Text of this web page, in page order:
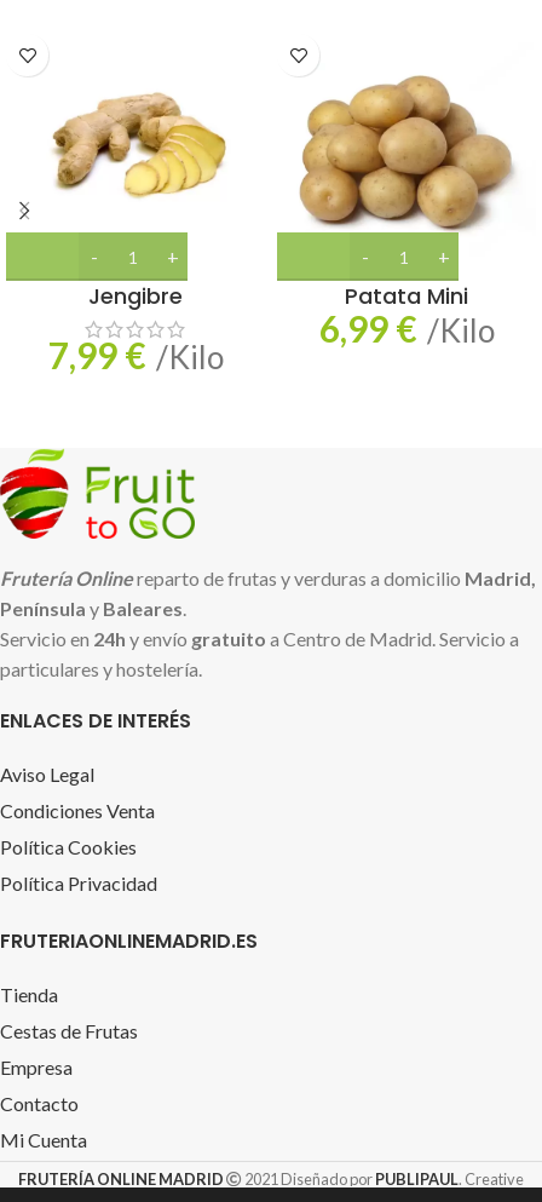
Jengibre
7,99€ /Kilo
Patata Mini
6,99€ /Kilo
Frutería Onlinereparto de frutas y verduras a domicilio Madrid,
Península y Baleares.
Servicio en 24h y envío gratuito a Centro de Madrid. Servicio a
particulares y hostelería.
ENLACES DE INTERÉS
Aviso Legal
Condiciones Venta
Política Cookies
Política Privacidad
FRUTERIAONLINEMADRID.ES
Tienda
Cestas de Frutas
Empresa
Contacto
Mi Cuenta
FRUTERÍA ONLINE MADRID 2021 Diseñado porPUBLIPAUL. Creative